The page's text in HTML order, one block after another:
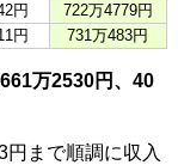
円
722万4779円
円 731万483円
万2530円、40
まで順調に収入